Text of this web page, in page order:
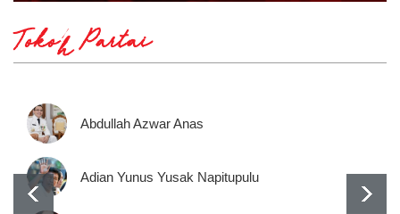
Tokoh Partai
Abdullah Azwar Anas
Adian Yunus Yusak Napitupulu